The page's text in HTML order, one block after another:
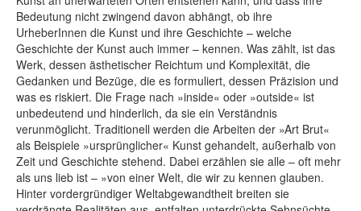
Bedeutung nicht zwingend davon abhängt, ob ihre
UrheberInnen die Kunst und ihre Geschichte – welche
Geschichte der Kunst auch immer – kennen. Was zählt, ist das
Werk, dessen ästhetischer Reichtum und Komplexität, die
Gedanken und Bezüge, die es formuliert, dessen Präzision und
was es riskiert. Die Frage nach »inside« oder »outside« ist
unbedeutend und hinderlich, da sie ein Verständnis
verunmöglicht. Traditionell werden die Arbeiten der »Art Brut«
als Beispiele »ursprünglicher« Kunst gehandelt, außerhalb von
Zeit und Geschichte stehend. Dabei erzählen sie alle – oft mehr
als uns lieb ist – »von einer Welt, die wir zu kennen glauben.
Hinter vordergründiger Weltabgewandtheit breiten sie